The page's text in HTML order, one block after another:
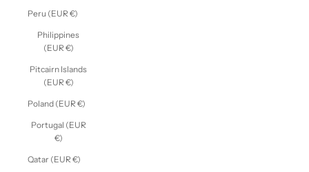
Peru (EUR €)
Philippines
(EUR €)
Pitcairn Islands
(EUR €)
Poland (EUR €)
Portugal (EUR
€)
Qatar (EUR €)